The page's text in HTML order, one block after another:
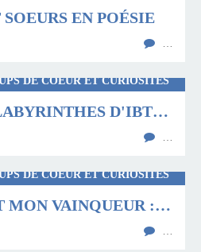
EN POÉSIE
DE COEUR ET CURIOSITÉS
LE CHANT DES LABYRINTHES D'IBTICEM MOSTFA
DE COEUR ET CURIOSITÉS
MON MAÎTRE ET MON VAINQUEUR : LA PASSION SELON DÉSÉRABLE